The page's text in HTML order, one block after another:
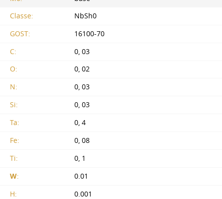
Classe:
NbSh0
GOST:
16100-70
C:
0, 03
O:
0, 02
N:
0, 03
Si:
0, 03
Ta:
0, 4
Fe:
0, 08
Ti:
0, 1
W:
0.01
H:
0.001